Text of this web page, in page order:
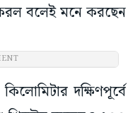
করল বলেই মনে করছেন
দক্ষিণপূর্বে